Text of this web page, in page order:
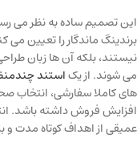
این تصمیم ساده به نظر می
برندینگ ماندگار را تعیین می
نیستند، بلکه آن ها زبان
می شوند. از یکاستند
های کاملا سفارشی، انتخاب
افزایش فروش داشته باشد.
عمیقی از اهداف کوتاه مدت